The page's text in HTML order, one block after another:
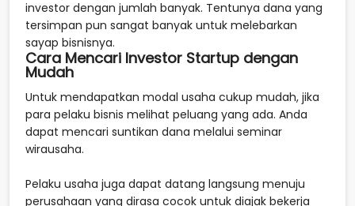
investor dengan jumlah banyak. Tentunya dana yang
tersimpan pun sangat banyak untuk melebarkan
sayap bisnisnya.
Cara Mencari Investor Startup dengan
Mudah
Untuk mendapatkan modal usaha cukup mudah, jika
para pelaku bisnis melihat peluang yang ada. Anda
dapat mencari suntikan dana melalui seminar
wirausaha.
Pelaku usaha juga dapat datang langsung menuju
perusahaan yang dirasa cocok untuk diajak bekerja